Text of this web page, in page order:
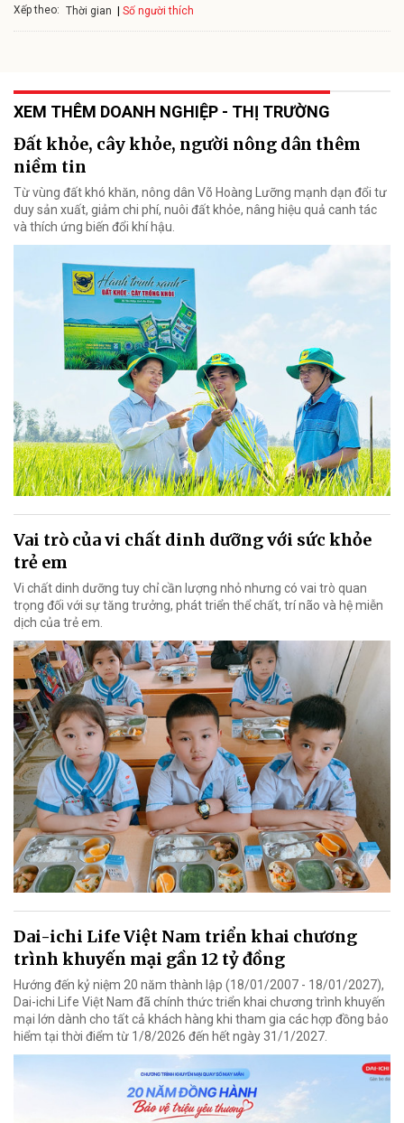
Xếp theo: Thời gian Số người thích
XEM THÊM DOANH NGHIỆP - THỊ TRƯỜNG
Đất khỏe, cây khỏe, người nông dân thêm
niềm tin
Từ vùng đất khó khăn, nông dân Võ Hoàng Lưỡng mạnh dạn đổi tư
duy sản xuất, giảm chi phí, nuôi đất khỏe, nâng hiệu quả canh tác
và thích ứng biến đổi khí hậu.
Vai trò của vi chất dinh dưỡng với sức khỏe
trẻ em
Vi chất dinh dưỡng tuy chỉ cần lượng nhỏ nhưng có vai trò quan
trọng đối với sự tăng trưởng, phát triển thể chất, trí não và hệ miễn
dịch của trẻ em.
Dai-ichi Life Việt Nam triển khai chương
trình khuyến mại gần 12 tỷ đồng
Hướng đến kỷ niệm 20 năm thành lập (18/01/2007 - 18/01/2027),
Dai-ichi Life Việt Nam đã chính thức triển khai chương trình khuyến
mại lớn dành cho tất cả khách hàng khi tham gia các hợp đồng bảo
hiểm tại thời điểm từ 1/8/2026 đến hết ngày 31/1/2027.